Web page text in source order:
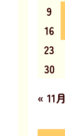
9
16
23
30
« 11月